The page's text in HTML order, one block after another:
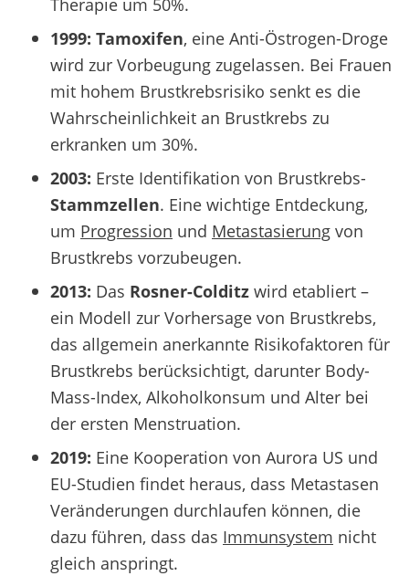
1999: Tamoxifen, eine Anti-Östrogen-Droge
wird zur Vorbeugung zugelassen. Bei Frauen
mit hohem Brustkrebsrisiko senkt es die
Wahrscheinlichkeit an Brustkrebs zu
erkranken um 30%.
2003: Erste Identifikation von Brustkrebs-
Stammzellen. Eine wichtige Entdeckung,
um Progression und Metastasierung von
Brustkrebs vorzubeugen.
2013: Das Rosner-Colditz wird etabliert –
ein Modell zur Vorhersage von Brustkrebs,
das allgemein anerkannte Risikofaktoren für
Brustkrebs berücksichtigt, darunter Body-
Mass-Index, Alkoholkonsum und Alter bei
der ersten Menstruation.
2019: Eine Kooperation von Aurora US und
EU-Studien findet heraus, dass Metastasen
Veränderungen durchlaufen können, die
dazu führen, dass das Immunsystem nicht
gleich anspringt.